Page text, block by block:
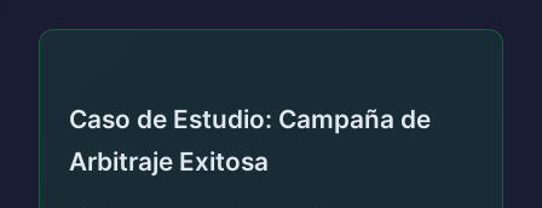
Caso de Estudio: Campaña de
Arbitraje Exitosa